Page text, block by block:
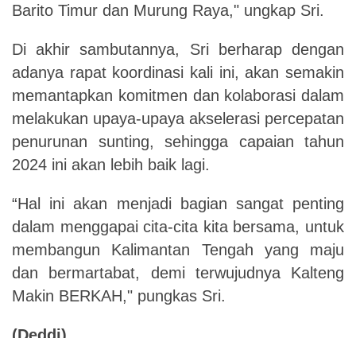
Barito Timur dan Murung Raya," ungkap Sri.
Di akhir sambutannya, Sri berharap dengan
adanya rapat koordinasi kali ini, akan semakin
memantapkan komitmen dan kolaborasi dalam
melakukan upaya-upaya akselerasi percepatan
penurunan sunting, sehingga capaian tahun
2024 ini akan lebih baik lagi.
“Hal ini akan menjadi bagian sangat penting
dalam menggapai cita-cita kita bersama, untuk
membangun Kalimantan Tengah yang maju
dan bermartabat, demi terwujudnya Kalteng
Makin BERKAH," pungkas Sri.